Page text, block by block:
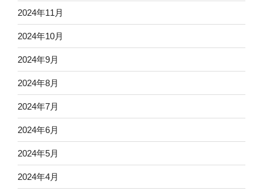
2024年11月
2024年10月
2024年9月
2024年8月
2024年7月
2024年6月
2024年5月
2024年4月